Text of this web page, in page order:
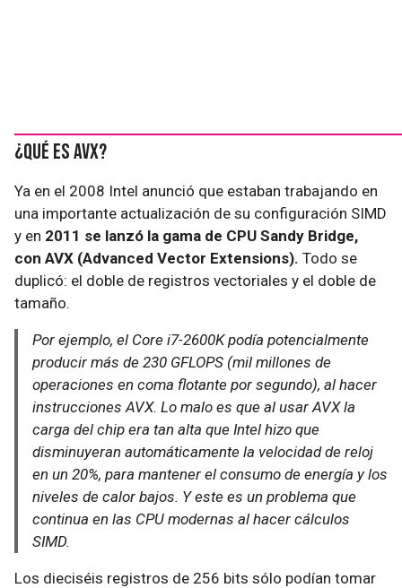
¿Qué es AVX?
Ya en el 2008 Intel anunció que estaban trabajando en
una importante actualización de su configuración SIMD
y en 2011 se lanzó la gama de CPU Sandy Bridge,
con AVX (Advanced Vector Extensions). Todo se
duplicó: el doble de registros vectoriales y el doble de
tamaño.
Por ejemplo, el Core i7-2600K podía potencialmente
producir más de 230 GFLOPS (mil millones de
operaciones en coma flotante por segundo), al hacer
instrucciones AVX. Lo malo es que al usar AVX la
carga del chip era tan alta que Intel hizo que
disminuyeran automáticamente la velocidad de reloj
en un 20%, para mantener el consumo de energía y los
niveles de calor bajos. Y este es un problema que
continua en las CPU modernas al hacer cálculos
SIMD.
Los dieciséis registros de 256 bits sólo podían tomar